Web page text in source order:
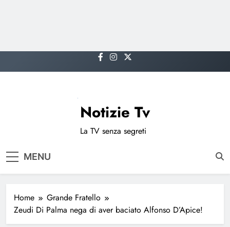
to
Notizie Tv
La TV senza segreti
MENU
Home
Grande Fratello
Zeudi Di Palma nega di aver baciato Alfonso D’Apice!